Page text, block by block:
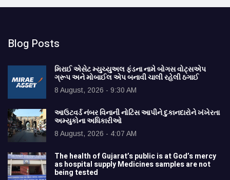
Blog Posts
મિરાઈ એસેટ મ્યુચ્યુઅલ ફંડના નામે બોગસ વોટ્સએપ
ગ્રૂપ અને મોબાઈલ એપ બનાવી ચાલી રહેલી ઠગાઈ
8 August, 2026 - 9:30 AM
આઉટવર્ડ નંબર વિનાની નોટિસ આપીને દુકાનદારોને ખંખેરતા
અમ્યુકોના અધિકારીઓ
8 August, 2026 - 4:07 AM
The health of Gujarat’s public is at God’s mercy
as hospital supply Medicines samples are not
being tested